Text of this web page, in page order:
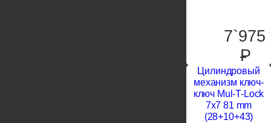
7`975
P
Цилиндровый
механизм ключ-
ключ Mul-T-Lock
7x7 81 mm
(28+10+43)